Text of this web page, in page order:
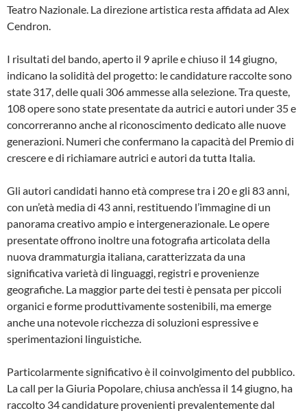
Teatro Nazionale. La direzione artistica resta affidata ad Alex
Cendron.
I risultati del bando, aperto il 9 aprile e chiuso il 14 giugno,
indicano la solidità del progetto: le candidature raccolte sono
state 317, delle quali 306 ammesse alla selezione. Tra queste,
108 opere sono state presentate da autrici e autori under 35 e
concorreranno anche al riconoscimento dedicato alle nuove
generazioni. Numeri che confermano la capacità del Premio di
crescere e di richiamare autrici e autori da tutta Italia.
Gli autori candidati hanno età comprese tra i 20 e gli 83 anni,
con un’età media di 43 anni, restituendo l’immagine di un
panorama creativo ampio e intergenerazionale. Le opere
presentate offrono inoltre una fotografia articolata della
nuova drammaturgia italiana, caratterizzata da una
significativa varietà di linguaggi, registri e provenienze
geografiche. La maggior parte dei testi è pensata per piccoli
organici e forme produttivamente sostenibili, ma emerge
anche una notevole ricchezza di soluzioni espressive e
sperimentazioni linguistiche.
Particolarmente significativo è il coinvolgimento del pubblico.
La call per la Giuria Popolare, chiusa anch’essa il 14 giugno, ha
raccolto 34 candidature provenienti prevalentemente dal